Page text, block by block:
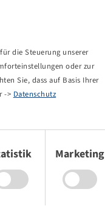
die Steuerung unserer
oder zur
Sie, dass auf Basis Ihrer
-> Datenschutz
Marketing
oder